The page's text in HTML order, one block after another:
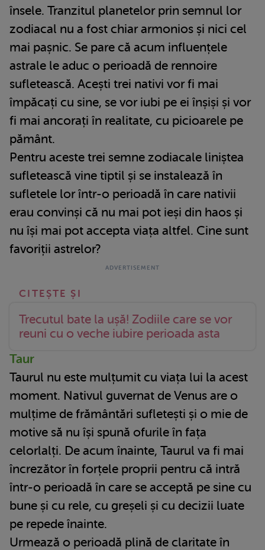
însele. Tranzitul planetelor prin semnul lor
zodiacal nu a fost chiar armonios și nici cel
mai pașnic. Se pare că acum influențele
astrale le aduc o perioadă de rennoire
sufletească. Acești trei nativi vor fi mai
împăcați cu sine, se vor iubi pe ei înșiși și vor
fi mai ancorați în realitate, cu picioarele pe
pământ.
Pentru aceste trei semne zodiacale liniștea
sufletească vine tiptil și se instalează în
sufletele lor într-o perioadă în care nativii
erau convinși că nu mai pot ieși din haos și
nu își mai pot accepta viața altfel. Cine sunt
favoriții astrelor?
Trecutul bate la ușă! Zodiile care se vor
reuni cu o veche iubire perioada asta
Taur
Taurul nu este mulțumit cu viața lui la acest
moment. Nativul guvernat de Venus are o
mulțime de frământări sufletești și o mie de
motive să nu își spună ofurile în fața
celorlalți. De acum înainte, Taurul va fi mai
încrezător în forțele proprii pentru că intră
într-o perioadă în care se acceptă pe sine cu
bune și cu rele, cu greșeli și cu decizii luate
pe repede înainte.
Urmează o perioadă plină de claritate în